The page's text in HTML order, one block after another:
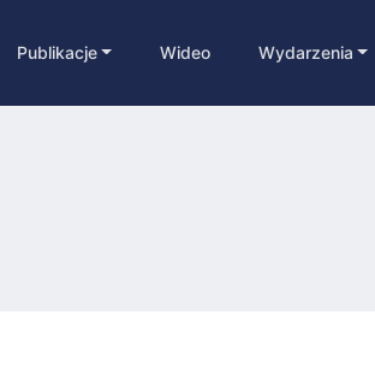
Publikacje Wideo Wydarzenia